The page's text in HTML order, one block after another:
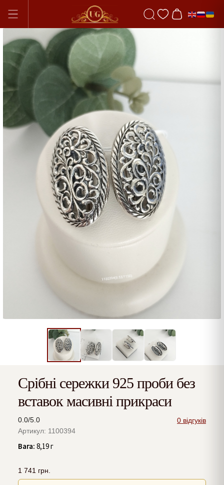
Срібні сережки 925 проби без
вставок масивні прикраси
0.0/5.0
0 відгуків
Артикул: 1100394
Вага: 8,19 г
1 741 грн.